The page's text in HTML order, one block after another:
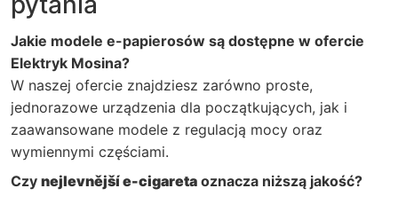
Jakie modele e-papierosów są dostępne w ofercie
Elektryk Mosina?
W naszej ofercie znajdziesz zarówno proste,
jednorazowe urządzenia dla początkujących, jak i
zaawansowane modele z regulacją mocy oraz
wymiennymi częściami.
Czy nejlevnější e-cigareta oznacza niższą jakość?